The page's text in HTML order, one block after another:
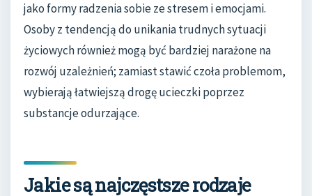
jako formy radzenia sobie ze stresem i emocjami.
Osoby z tendencją do unikania trudnych sytuacji
życiowych również mogą być bardziej narażone na
rozwój uzależnień; zamiast stawić czoła problemom,
wybierają łatwiejszą drogę ucieczki poprzez
substancje odurzające.
Jakie są najczęstsze rodzaje